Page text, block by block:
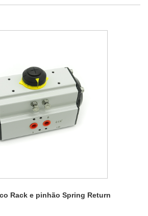
Rack e pinhão Spring Return